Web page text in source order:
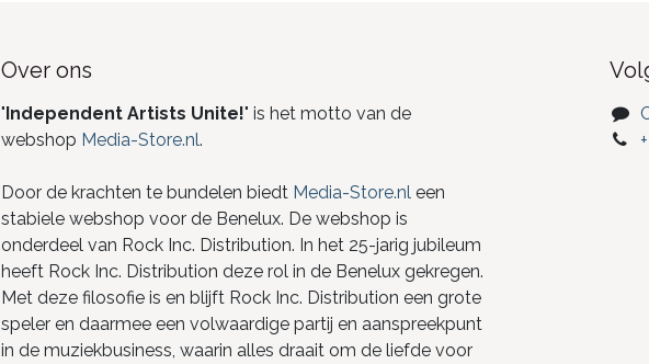
Over ons
"Independent Artists Unite!" is het motto van de
webshop Media-Store.nl.
Door de krachten te bundelen biedt Media-Store.nleen
stabiele webshop voor de Benelux. De webshop is
onderdeel van Rock Inc. Distribution. In het 25-jarig jubileum
heeft Rock Inc. Distribution deze rol in de Benelux gekregen.
Met deze filosofie is en blijft Rock Inc. Distribution een grote
speler en daarmee een volwaardige partij en aanspreekpunt
in de muziekbusiness, waarin alles draait om de liefde voor